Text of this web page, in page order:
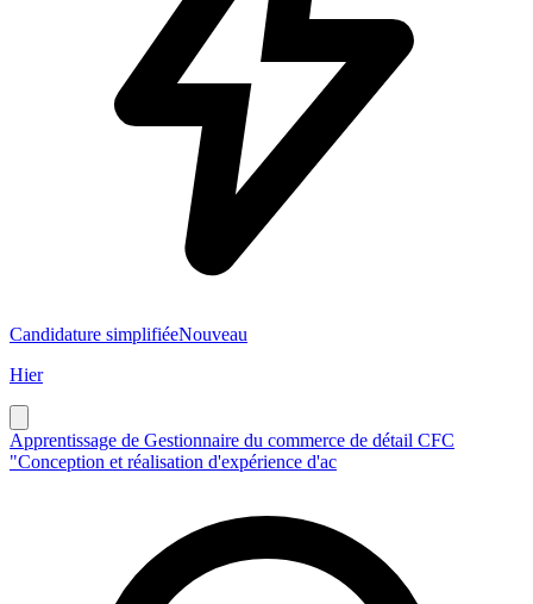
Candidature simplifiéeNouveau
Hier
Apprentissage de Gestionnaire du commerce de détail CFC
"Conception et réalisation d'expérience d'ac